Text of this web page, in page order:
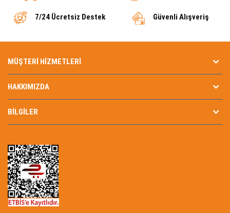
7/24 Ücretsiz Destek Güvenli Alışveriş
MÜŞTERI HIZMETLERI
HAKKIMIZDA
BILGILER